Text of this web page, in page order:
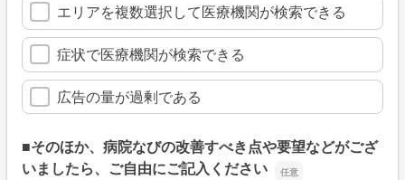
エリアを複数選択して医療機関が検索できる
症状で医療機関が検索できる
広告の量が過剰である
■そのほか、病院なびの改善すべき点や要望などがござ
いましたら、ご自由にご記入ください